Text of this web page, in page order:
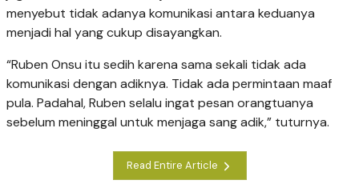
menyebut tidak adanya komunikasi antara keduanya
menjadi hal yang cukup disayangkan.
“Ruben Onsu itu sedih karena sama sekali tidak ada
komunikasi dengan adiknya. Tidak ada permintaan maaf
pula. Padahal, Ruben selalu ingat pesan orangtuanya
sebelum meninggal untuk menjaga sang adik,” tuturnya.
Read Entire Article